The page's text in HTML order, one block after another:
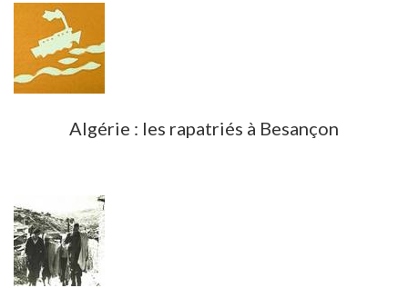
Algérie : les rapatriés à Besançon